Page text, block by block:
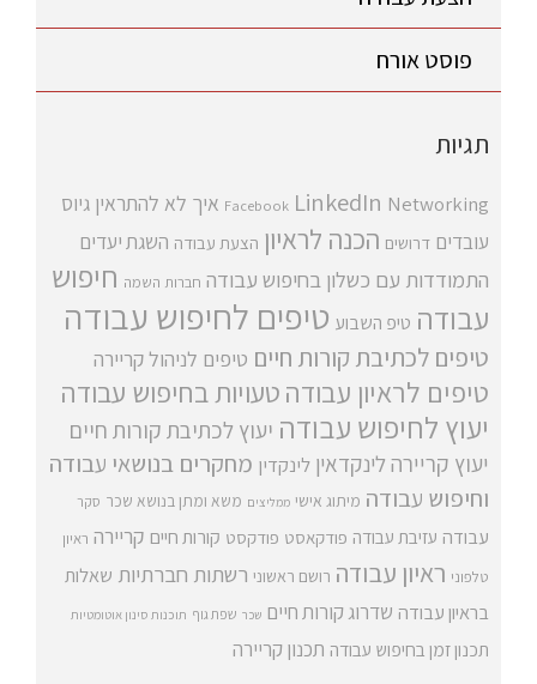
פוסט אורח
תגיות
Facebook LinkedIn Networking איך לא להתראין גיוס
עובדים דרושים הכנה לראיון הצעת עבודה השגת יעדים
התמודדות עם כשלון בחיפוש עבודה חברות השמה חיפוש
עבודה טיפ השבוע טיפים לחיפוש עבודה
טיפים לכתיבת קורות חיים טיפים לניהול קריירה
טיפים לראיון עבודהטעויות בחיפוש עבודה
יעוץ לחיפוש עבודה יעוץ לכתיבת קורות חיים
יעוץ קריירה לינקדאין לינקדין מחקרים בנושאי עבודה
וחיפוש עבודה מיתוג אישי ממליצים משא ומתן בנושא שכר סקר
עבודה עזיבת עבודה פודקאסט פודקסט קורות חיים קריירה ראיון
טלפוני ראיון עבודה רושם ראשוני רשתות חברתיות שאלות
בראיון עבודה שדרוג קורות חיים שכר שפת גוף תוכנות סינון אוטומטיות
תכנון זמן בחיפוש עבודה תכנון קריירה